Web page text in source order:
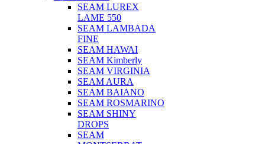
SEAM LUREX
LAME 550
SEAM LAMBADA
FINE
SEAM HAWAI
SEAM Kimberly
SEAM VIRGINIA
SEAM AURA
SEAM BAIANO
SEAM ROSMARINO
SEAM SHINY
DROPS
SEAM